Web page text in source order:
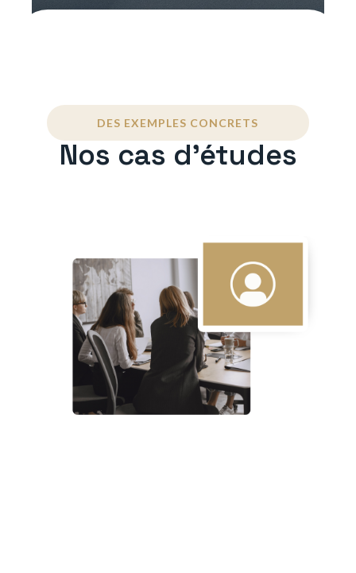
DES EXEMPLES CONCRETS
Nos cas d'études